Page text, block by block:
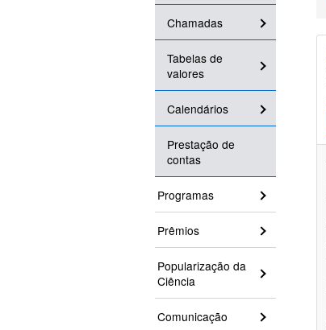
Chamadas
Tabelas de
valores
Calendários
Prestação de
contas
Programas
Prêmios
Popularização da
Ciência
Comunicação